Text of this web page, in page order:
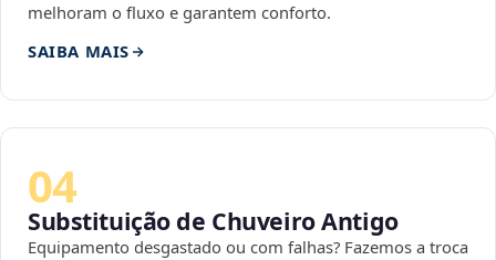
melhoram o fluxo e garantem conforto.
SAIBA MAIS
04
Substituição de Chuveiro Antigo
Equipamento desgastado ou com falhas? Fazemos a troca